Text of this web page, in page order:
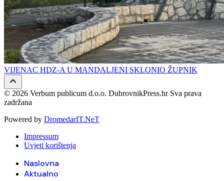
VIJENAC HDZ-A U MANDALJENI SKLONIO ŽUPNIK
© 2026 Verbum publicum d.o.o. DubrovnikPress.hr Sva prava
zadržana
Powered by DromedarIT.NeT
Impressum
Uvjeti korištenja
Naslovna
Aktualno